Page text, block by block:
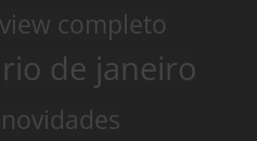
completo
rio de janeiro